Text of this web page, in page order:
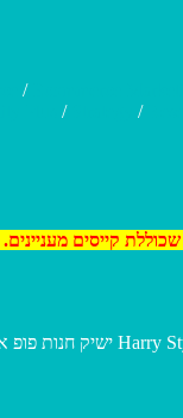
/
/ /
קייסים מעניינים.